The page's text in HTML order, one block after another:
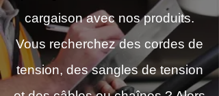
cargaison avec nos produits.
Vous recherchez des cordes de
tension, des sangles de tension